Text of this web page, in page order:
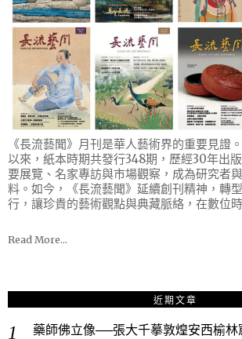
《長流藝聞》月刊是華人藝術界的重要見證
以來，紙本時期共發行348期，歷經30年出
要展覽、名家專訪與市場觀察，成為研究者
料。如今，《長流藝聞》延續創刊精神，轉
行，讓珍貴的藝術觀點與典藏脈絡，在數位
Read More…
近期文章
藥師佛立像──張大千摹敦煌安西榆林